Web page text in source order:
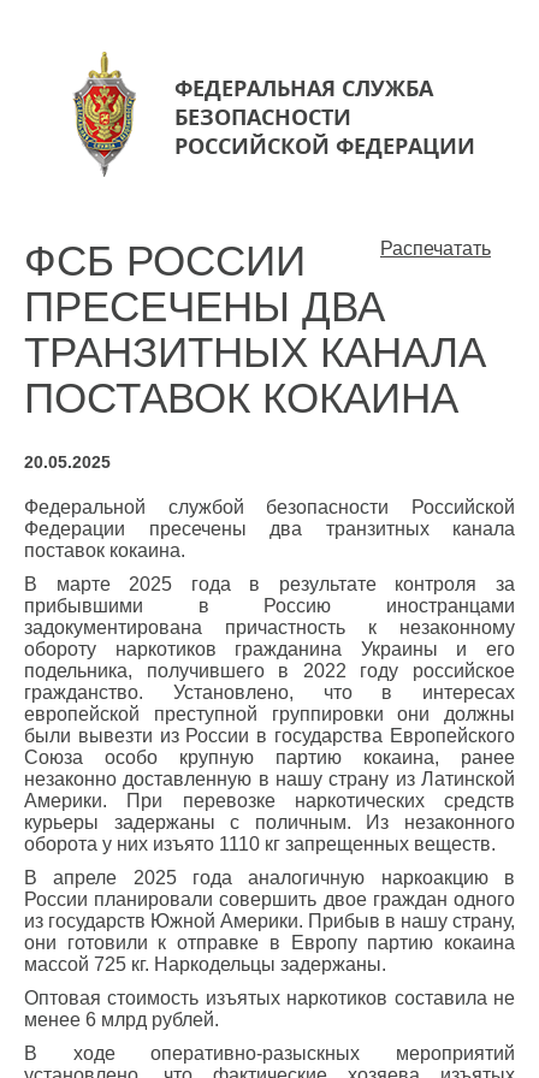
ФЕДЕРАЛЬНАЯ СЛУЖБА
БЕЗОПАСНОСТИ
РОССИЙСКОЙ ФЕДЕРАЦИИ
Распечатать
ФСБ РОССИИ
ПРЕСЕЧЕНЫ ДВА
ТРАНЗИТНЫХ КАНАЛА
ПОСТАВОК КОКАИНА
20.05.2025
Федеральной службой безопасности Российской
Федерации пресечены два транзитных канала
поставок кокаина.
В марте 2025 года в результате контроля за
прибывшими в Россию иностранцами
задокументирована причастность к незаконному
обороту наркотиков гражданина Украины и его
подельника, получившего в 2022 году российское
гражданство. Установлено, что в интересах
европейской преступной группировки они должны
были вывезти из России в государства Европейского
Союза особо крупную партию кокаина, ранее
незаконно доставленную в нашу страну из Латинской
Америки. При перевозке наркотических средств
курьеры задержаны с поличным. Из незаконного
оборота у них изъято 1110 кг запрещенных веществ.
В апреле 2025 года аналогичную наркоакцию в
России планировали совершить двое граждан одного
из государств Южной Америки. Прибыв в нашу страну,
они готовили к отправке в Европу партию кокаина
массой 725 кг. Наркодельцы задержаны.
Оптовая стоимость изъятых наркотиков составила не
менее 6 млрд рублей.
В ходе оперативно-разыскных мероприятий